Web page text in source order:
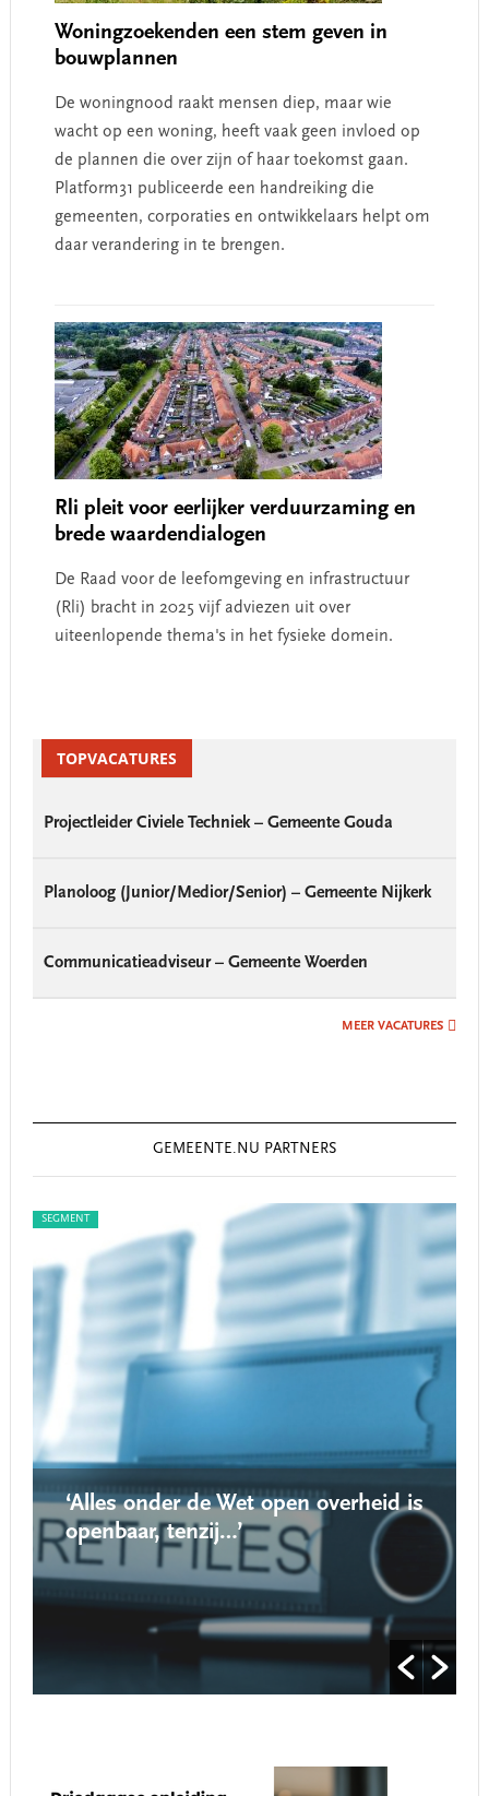
Woningzoekenden een stem geven in
bouwplannen
De woningnood raakt mensen diep, maar wie
wacht op een woning, heeft vaak geen invloed op
de plannen die over zijn of haar toekomst gaan.
Platform31 publiceerde een handreiking die
gemeenten, corporaties en ontwikkelaars helpt om
daar verandering in te brengen.
Rli pleit voor eerlijker verduurzaming en
brede waardendialogen
De Raad voor de leefomgeving en infrastructuur
(Rli) bracht in 2025 vijf adviezen uit over
uiteenlopende thema's in het fysieke domein.
SidebarTOPVACATURES
Projectleider Civiele Techniek – Gemeente Gouda
Planoloog (Junior/Medior/Senior) – Gemeente Nijkerk
Communicatieadviseur – Gemeente Woerden
MEER VACATURES
GEMEENTE.NU PARTNERS
SEGMENT
‘Alles onder de Wet open overheid is
openbaar, tenzij…’